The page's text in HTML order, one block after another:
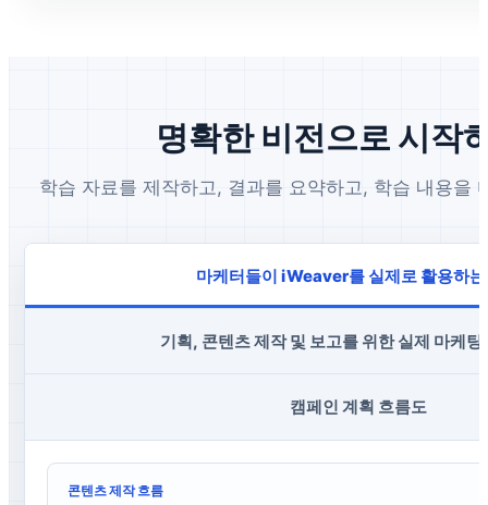
명확한 비전으로 시작
학습 자료를 제작하고, 결과를 요약하고, 학습 내용을
마케터들이 iWeaver를 실제로 활용하는
기획, 콘텐츠 제작 및 보고를 위한 실제 마케
캠페인 계획 흐름도
콘텐츠 제작 흐름